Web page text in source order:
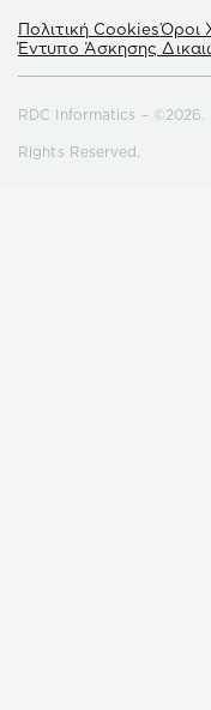
Πολιτική CookiesΌροι
Έντυπο Άσκησης
RDC Informatics – ©2026.
Rights Reserved.